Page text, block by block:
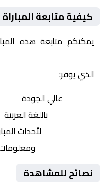
كيفية متابعة المباراة
يمكنكم متابعة هذه
الذي يوفر:
عالي الجودة
باللغة العربية
لأحداث
نصائح للمشاهدة